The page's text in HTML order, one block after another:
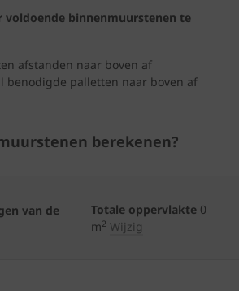
voldoende binnenmuurstenen te
afstanden naar boven af
benodigde palletten naar boven af
berekenen?
van de
Totale oppervlakte 0
m2 Wijzig